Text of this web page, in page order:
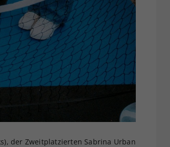
der Zweitplatzierten Sabrina Urban